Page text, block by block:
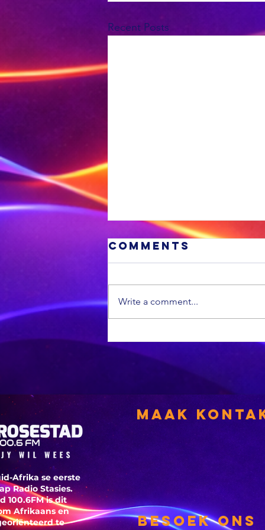
Recent Posts
Die berugte
Griekwastad-
moordernaar
kry parool
Comments
Write a comment...
Afrika se eerste
Radio Stasies.
100.6FM is dit
Afrikaans en
te
Maak
Besoek ons